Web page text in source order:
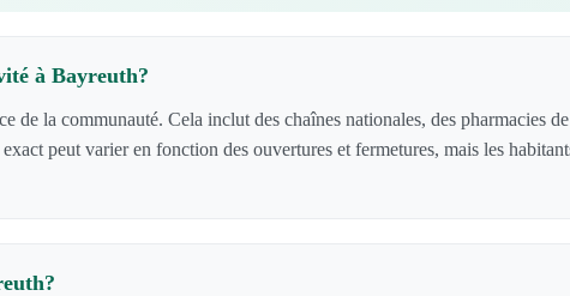
à Bayreuth?
de la communauté. Cela inclut des chaînes nationales, des pharmacies
peut varier en fonction des ouvertures et fermetures, mais les